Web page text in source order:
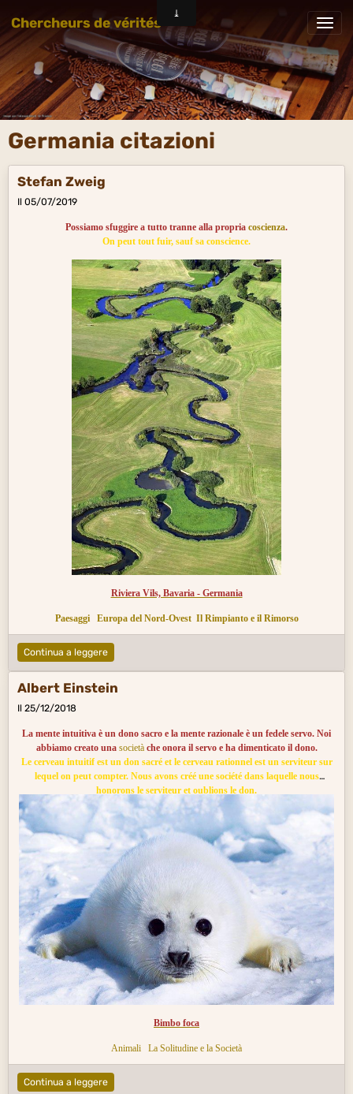
Chercheurs de vérités
Germania citazioni
Stefan Zweig
Il 05/07/2019
Possiamo sfuggire a tutto tranne alla propria coscienza.
On peut tout fuir, sauf sa conscience.
Riviera Vils, Bavaria - Germania
Paesaggi Europa del Nord-Ovest Il Rimpianto e il Rimorso
Continua a leggere
Albert Einstein
Il 25/12/2018
La mente intuitiva è un dono sacro e la mente razionale è un fedele servo. Noi
abbiamo creato una società che onora il servo e ha dimenticato il dono.
Le cerveau intuitif est un don sacré et le cerveau rationnel est un serviteur sur
lequel on peut compter. Nous avons créé une société dans laquelle nous
honorons le serviteur et oublions le don.
Bimbo foca
Animali La Solitudine e la Società
Continua a leggere